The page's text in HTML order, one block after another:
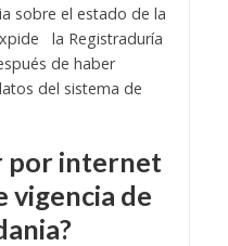
sobre el estado de la
la Registraduría
de haber
del sistema de
por internet
vigencia de